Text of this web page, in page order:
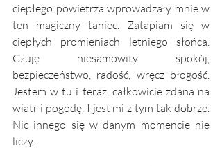
ciepłego powietrza wprowadzały mnie w
ten magiczny taniec. Zatapiam się w
ciepłych promieniach letniego słońca.
Czuję niesamowity spokój,
bezpieczeństwo, radość, wręcz błogość.
Jestem w tu i teraz, całkowicie zdana na
wiatr i pogodę. I jest mi z tym tak dobrze.
Nic innego się w danym momencie nie
liczy...